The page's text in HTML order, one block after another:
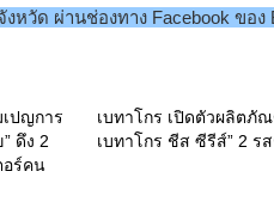
วัด ผ่านช่องทาง Facebook ของ
เปญการ
ดึง 2
อร์คน
เบทาโกร เปิดตัวผลิตภั
เบทาโกร ชีส ซีรีส์” 2 ร